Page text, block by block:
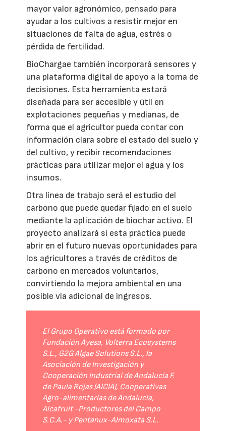
mayor valor agronómico, pensado para
ayudar a los cultivos a resistir mejor en
situaciones de falta de agua, estrés o
pérdida de fertilidad.
BioChargae también incorporará sensores y
una plataforma digital de apoyo a la toma de
decisiones. Esta herramienta estará
diseñada para ser accesible y útil en
explotaciones pequeñas y medianas, de
forma que el agricultor pueda contar con
información clara sobre el estado del suelo y
del cultivo, y recibir recomendaciones
prácticas para utilizar mejor el agua y los
insumos.
Otra línea de trabajo será el estudio del
carbono que puede quedar fijado en el suelo
mediante la aplicación de biochar activo. El
proyecto analizará si esta práctica puede
abrir en el futuro nuevas oportunidades para
los agricultores a través de créditos de
carbono en mercados voluntarios,
convirtiendo la mejora ambiental en una
posible vía adicional de ingresos.
El Grupo Operativo está formado por
Fundación Ayesa, Volterra Ecosystems
S.L., G2G Algae Solutions S.L., la
Asociación de Investigación y
Cooperación Industrial de Andalucía F.
de Paula Rojas (AICIA), Cooperativas
Agro-alimentarias de Andalucía,
Alcafruit -Productores del Campo
S.C.A.- y Pentanux-Almoxata S.L.